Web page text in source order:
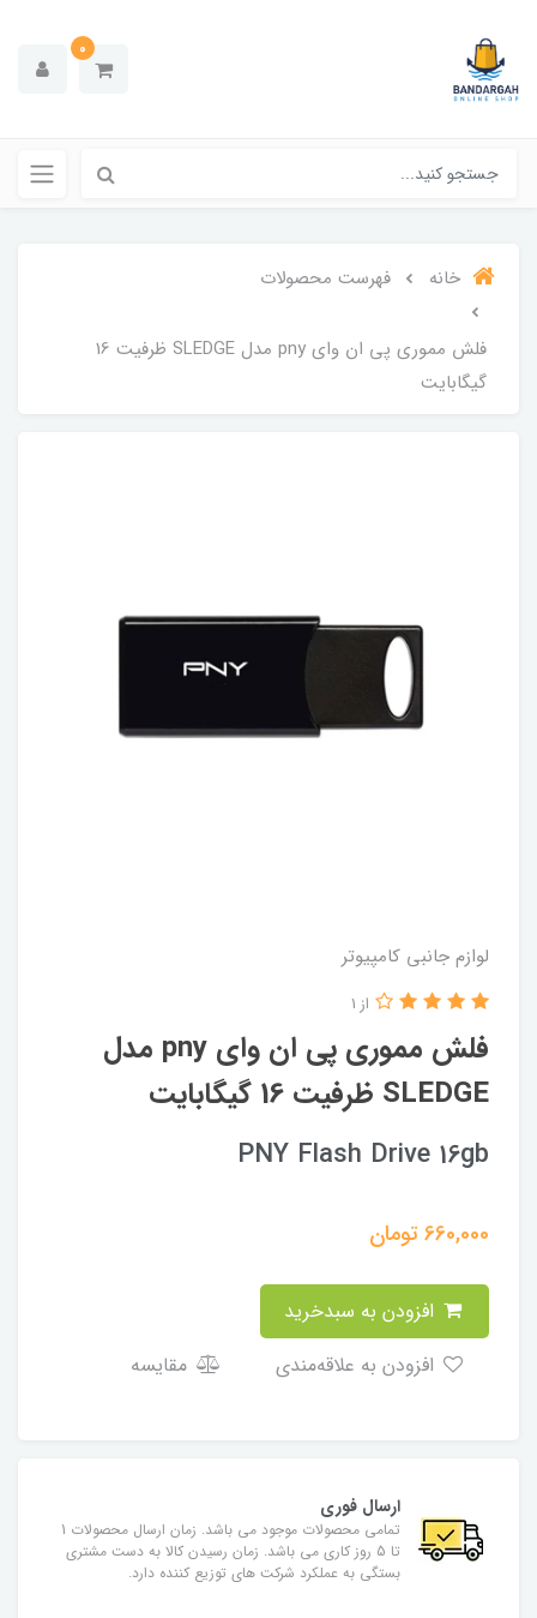
0
خانه فهرست محصولات
فلش مموری پی ان وای pny مدل SLEDGE ظرفیت 16
گیگابایت
لوازم جانبی کامپیوتر
فلش مموری پی ان وای pny مدل
SLEDGE ظرفیت 16 گیگابایت
از 1
PNY Flash Drive 16gb
660,000تومان
مقایسه
ارسال فوری
تمامی محصولات موجود می باشد. زمان ارسال محصولات 1
تا 5 روز کاری می باشد. زمان رسیدن کالا به دست مشتری
بستگی به عملکرد شرکت های توزیع کننده دارد.